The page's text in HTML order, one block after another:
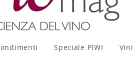
Speciale PIWI Vini